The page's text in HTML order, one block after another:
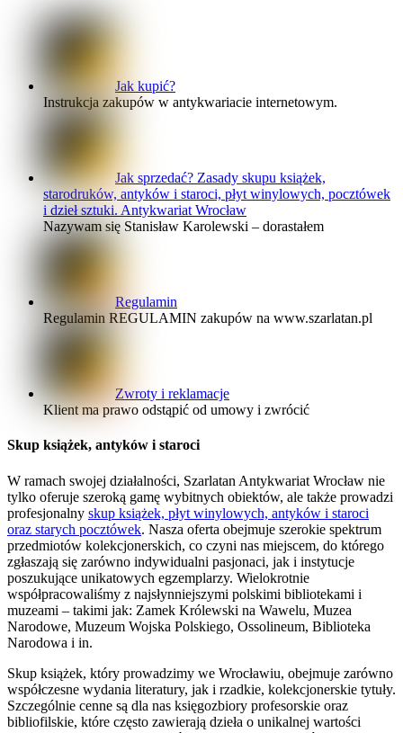
Jak kupić?
Instrukcja zakupów w antykwariacie internetowym.
Jak sprzedać? Zasady skupu książek,
starodruków, antyków i staroci, płyt winylowych, pocztówek
i dzieł sztuki. Antykwariat Wrocław
Nazywam się Stanisław Karolewski – dorastałem
Regulamin
Regulamin REGULAMIN zakupów na www.szarlatan.pl
Zwroty i reklamacje
Klient ma prawo odstąpić od umowy i zwrócić
Skup książek, antyków i staroci
W ramach swojej działalności, Szarlatan Antykwariat Wrocław nie
tylko oferuje szeroką gamę wybitnych obiektów, ale także prowadzi
profesjonalny skup książek, płyt winylowych, antyków i staroci
oraz starych pocztówek. Nasza oferta obejmuje szerokie spektrum
przedmiotów kolekcjonerskich, co czyni nas miejscem, do którego
zgłaszają się zarówno indywidualni pasjonaci, jak i instytucje
poszukujące unikatowych egzemplarzy. Wielokrotnie
współpracowaliśmy z najsłynniejszymi polskimi bibliotekami i
muzeami – takimi jak: Zamek Królewski na Wawelu, Muzea
Narodowe, Muzeum Wojska Polskiego, Ossolineum, Biblioteka
Narodowa i in.
Skup książek, który prowadzimy we Wrocławiu, obejmuje zarówno
współczesne wydania literatury, jak i rzadkie, kolekcjonerskie tytuły.
Szczególnie cenne są dla nas księgozbiory profesorskie oraz
bibliofilskie, które często zawierają dzieła o unikalnej wartości